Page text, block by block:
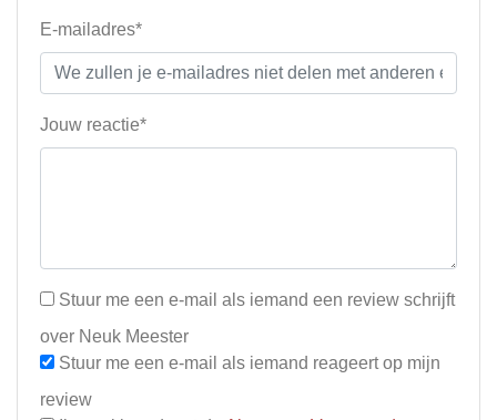
E-mailadres*
Jouw reactie*
Stuur me een e-mail als iemand een review schrijft
over Neuk Meester
Stuur me een e-mail als iemand reageert op mijn
review